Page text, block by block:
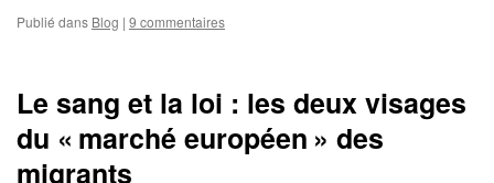
Publié dans Blog | 9 commentaires
Le sang et la loi : les deux visages
du « marché européen » des
migrants